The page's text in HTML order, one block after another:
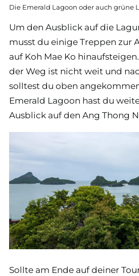
Die Emerald Lagoon oder auch grüne
Um den Ausblick auf die
musst du einige Treppen zur
auf Koh Mae Ko
der Weg ist nicht weit und
solltest du oben
Emerald Lagoon hast du
Ausblick auf den Ang Thong
Sollte am Ende auf deiner